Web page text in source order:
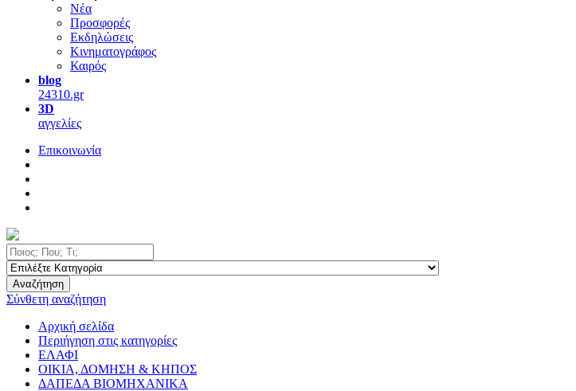
Νέα
Προσφορές
Εκδηλώσεις
Κινηματογράφος
Καιρός
blog
24310.gr
3D
αγγελίες
Επικοινωνία
Αναζήτηση
Σύνθετη αναζήτηση
Αρχική σελίδα
Περιήγηση στις κατηγορίες
ΕΛΑΦΙ
ΟΙΚΙΑ, ΔΟΜΗΣΗ & ΚΗΠΟΣ
ΔΑΠΕΔΑ ΒΙΟΜΗΧΑΝΙΚΑ